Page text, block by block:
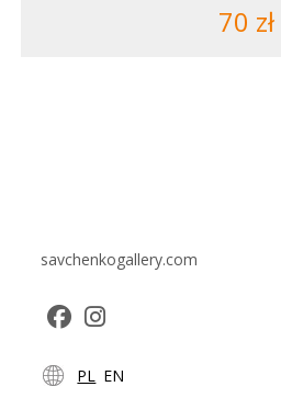
70 zł
savchenkogallery.com
in
in
PL EN